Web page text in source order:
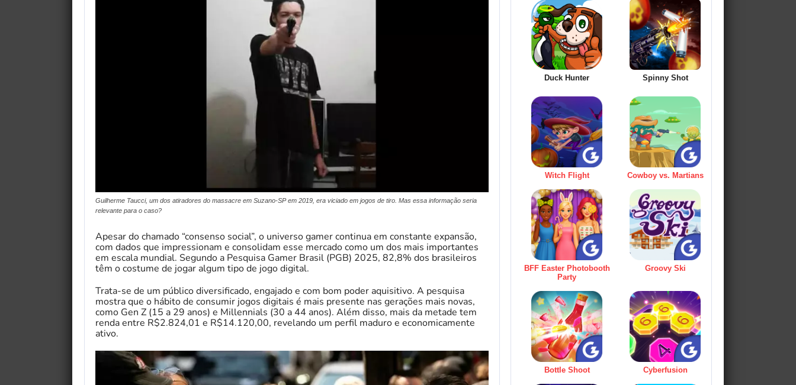
Guilherme Taucci, um dos atiradores do massacre em Suzano-SP em 2019, era viciado em jogos de tiro. Mas essa informação seria
relevante para o caso?
Apesar do chamado “consenso social”, o universo gamer continua em constante expansão,
com dados que impressionam e consolidam esse mercado como um dos mais importantes
em escala mundial. Segundo a Pesquisa Gamer Brasil (PGB) 2025, 82,8% dos brasileiros
têm o costume de jogar algum tipo de jogo digital.
Trata-se de um público diversificado, engajado e com bom poder aquisitivo. A pesquisa
mostra que o hábito de consumir jogos digitais é mais presente nas gerações mais novas,
como Gen Z (15 a 29 anos) e Millennials (30 a 44 anos). Além disso, mais da metade tem
renda entre R$2.824,01 e R$14.120,00, revelando um perfil maduro e economicamente
ativo.
Duck Hunter Spinny Shot
Witch Flight Cowboy vs. Martians
BFF Easter Photobooth
Party
Groovy Ski
Bottle Shoot Cyberfusion